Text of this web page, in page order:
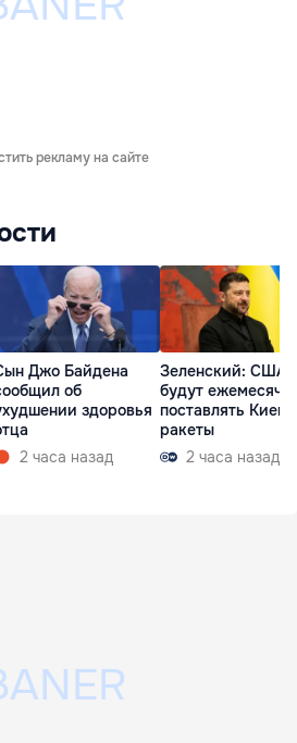
рекламу на сайте
Джо Байдена
об
здоровья
2 часа назад
Зеленский: США
будут
поставлять Киеву
ракеты
2 часа назад